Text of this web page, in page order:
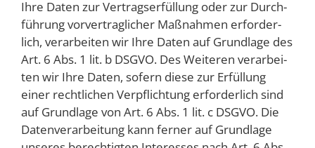
Ihre Daten zur Ver­trags­er­fül­lung oder zur Durch­
füh­rung vor­ver­trag­li­cher Maß­nah­men erfor­der­
lich, ver­ar­bei­ten wir Ihre Daten auf Grund­la­ge des
Art. 6 Abs. 1 lit. b DSGVO. Des Wei­te­ren ver­ar­bei­
ten wir Ihre Daten, sofern die­se zur Erfül­lung
einer recht­li­chen Ver­pflich­tung erfor­der­lich sind
auf Grund­la­ge von Art. 6 Abs. 1 lit. c DSGVO. Die
Daten­ver­ar­bei­tung kann fer­ner auf Grund­la­ge